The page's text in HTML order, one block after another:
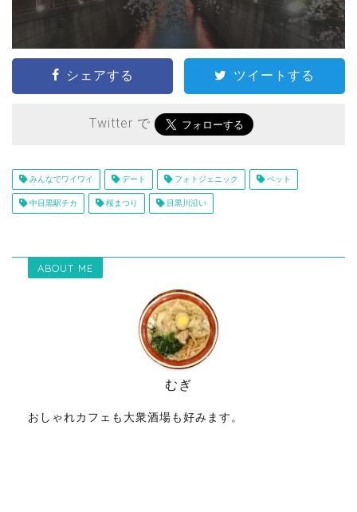
シェアする ツイートする
Twitter で
みんなでワイワイ デート フォトジェニック ペット
中目黒駅チカ 桜まつり 目黒川沿い
ABOUT ME
むぎ
おしゃれカフェも大衆酒場も好みます。